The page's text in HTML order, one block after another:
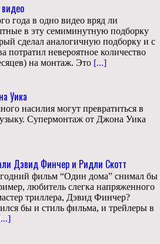
года в одно видео вряд ли
в эту семиминутную подборку
сделал аналогичную подборку и с
потратил невероятное количество
на монтаж. Это [...]
Уика
насилия могут превратиться в
Супермонтаж от Джона Уика
Дэвид Финчер и Ридли Скотт
фильм “Один дома” снимал бы
любитель слегка напряженного
триллера, Дэвид Финчер?
бы и стиль фильма, и трейлеры в